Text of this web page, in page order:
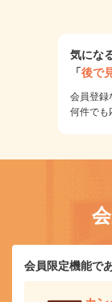
気にな
「後で
会員登録
何件でも
会員限定機能で